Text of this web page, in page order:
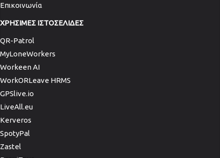
Επικοινωνία
ΧΡΗΣΙΜΕΣ ΙΣΤΟΣΕΛΙΔΕΣ
QR-Patrol
MyLoneWorkers
Workeen AI
WorkORLeave HRMS
GPSlive.io
LiveAll.eu
Kerveros
SpotyPal
Zastel